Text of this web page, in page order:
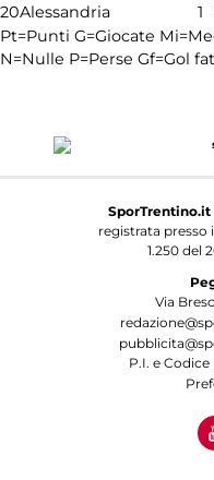
20Alessandria 1
Pt=Punti G=Giocate
N=Nulle P=Perse Gf=Gol
SporTrentino.it
registrata presso
1.250 del
Via
P.I. e Codice